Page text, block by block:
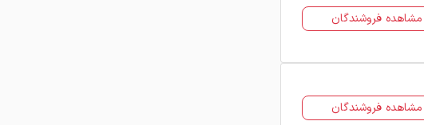
مشاهده فروشندگان
مشاهده فروشندگان